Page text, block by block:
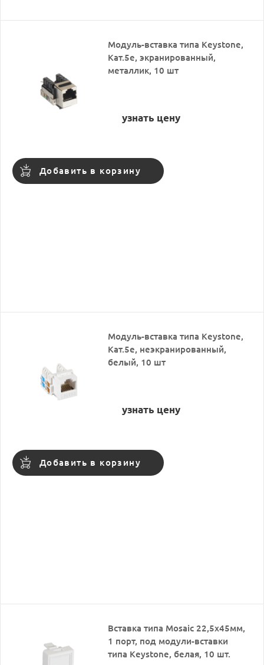
Модуль-вставка типа Keystone,
Кат.5e, экранированный,
металлик, 10 шт
узнать цену
Добавить в корзину
Модуль-вставка типа Keystone,
Кат.5e, неэкранированный,
белый, 10 шт
узнать цену
Добавить в корзину
Вставка типа Mosaic 22,5x45мм,
1 порт, под модули-вставки
типа Keystone, белая, 10 шт.